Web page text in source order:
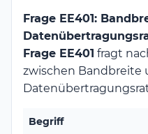
Frage EE401:
Frage EE401 fragt
zwischen Bandbreite
Begriff